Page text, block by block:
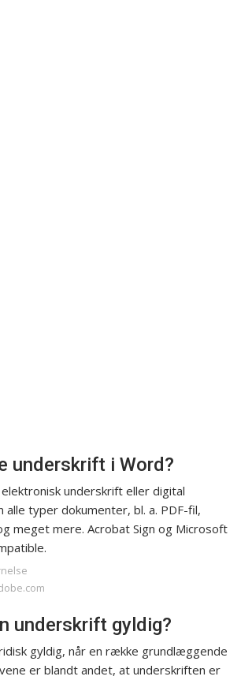
underskrift i Word?
elektronisk underskrift eller digital
typer dokumenter, bl. a. PDF-fil,
meget mere. Acrobat Sign og Microsoft
underskrift gyldig?
gyldig, når en række grundlæggende
er blandt andet, at underskriften er